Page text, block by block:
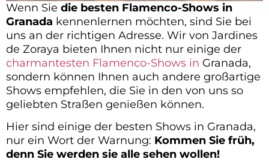
Wenn Sie die besten Flamenco-Shows in
Granada kennenlernen möchten, sind Sie bei
uns an der richtigen Adresse. Wir von Jardines
de Zoraya bieten Ihnen nicht nur einige der
charmantesten Flamenco-Shows in Granada,
sondern können Ihnen auch andere großartige
Shows empfehlen, die Sie in den von uns so
geliebten Straßen genießen können.
Hier sind einige der besten Shows in Granada,
nur ein Wort der Warnung: Kommen Sie früh,
denn Sie werden sie alle sehen wollen!